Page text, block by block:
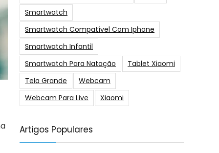
Smartwatch
Smartwatch Compatível Com Iphone
Smartwatch Infantil
Smartwatch Para Natação
Tablet Xiaomi
Tela Grande
Webcam
Webcam Para Live
Xiaomi
Artigos Populares